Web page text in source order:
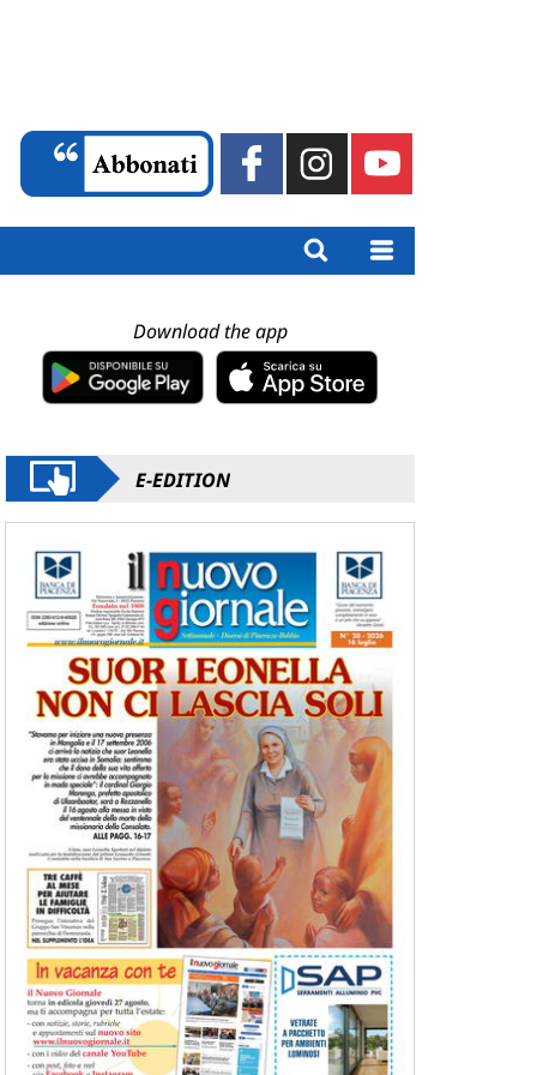
Download the app
E-EDITION